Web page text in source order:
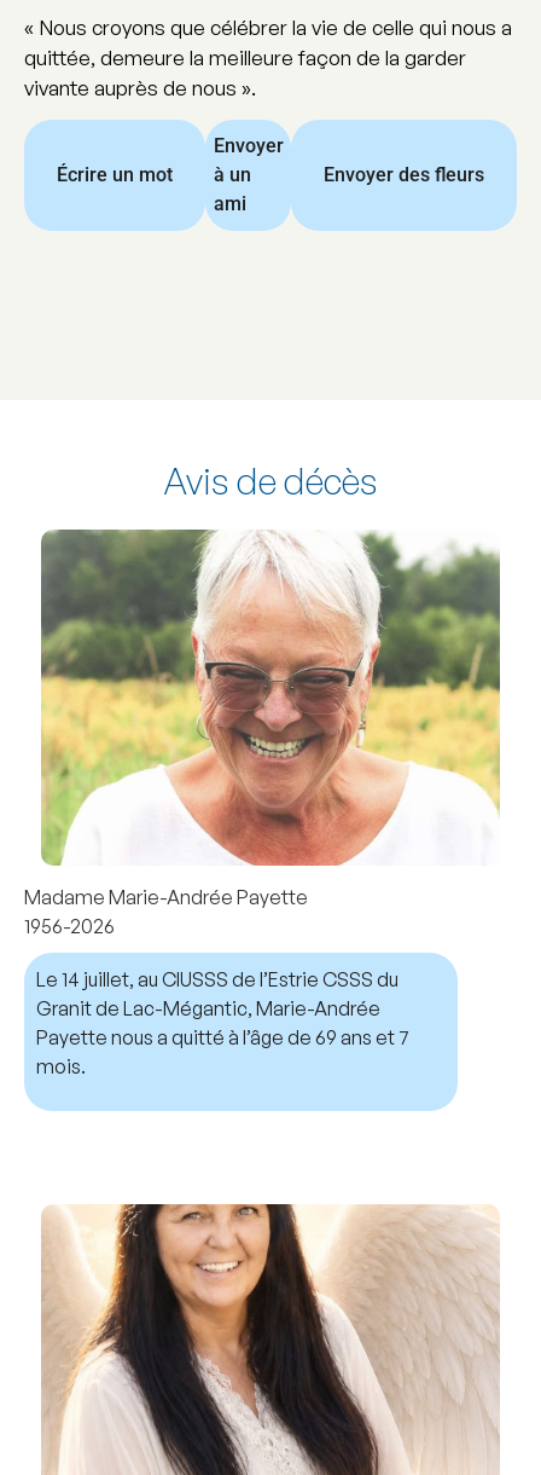
« Nous croyons que célébrer la vie de celle qui nous a
quittée, demeure la meilleure façon de la garder
vivante auprès de nous ».
Écrire un mot
Envoyer
à un
ami
Envoyer des fleurs
Avis de décès
Madame Marie-Andrée Payette
1956-2026
Le 14 juillet, au CIUSSS de l’Estrie CSSS du
Granit de Lac-Mégantic, Marie-Andrée
Payette nous a quitté à l’âge de 69 ans et 7
mois.